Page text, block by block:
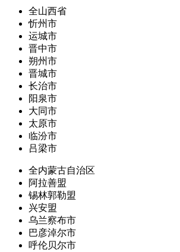
全山西省
忻州市
运城市
晋中市
朔州市
晋城市
长治市
阳泉市
大同市
太原市
临汾市
吕梁市
全内蒙古自治区
阿拉善盟
锡林郭勒盟
兴安盟
乌兰察布市
巴彦淖尔市
呼伦贝尔市